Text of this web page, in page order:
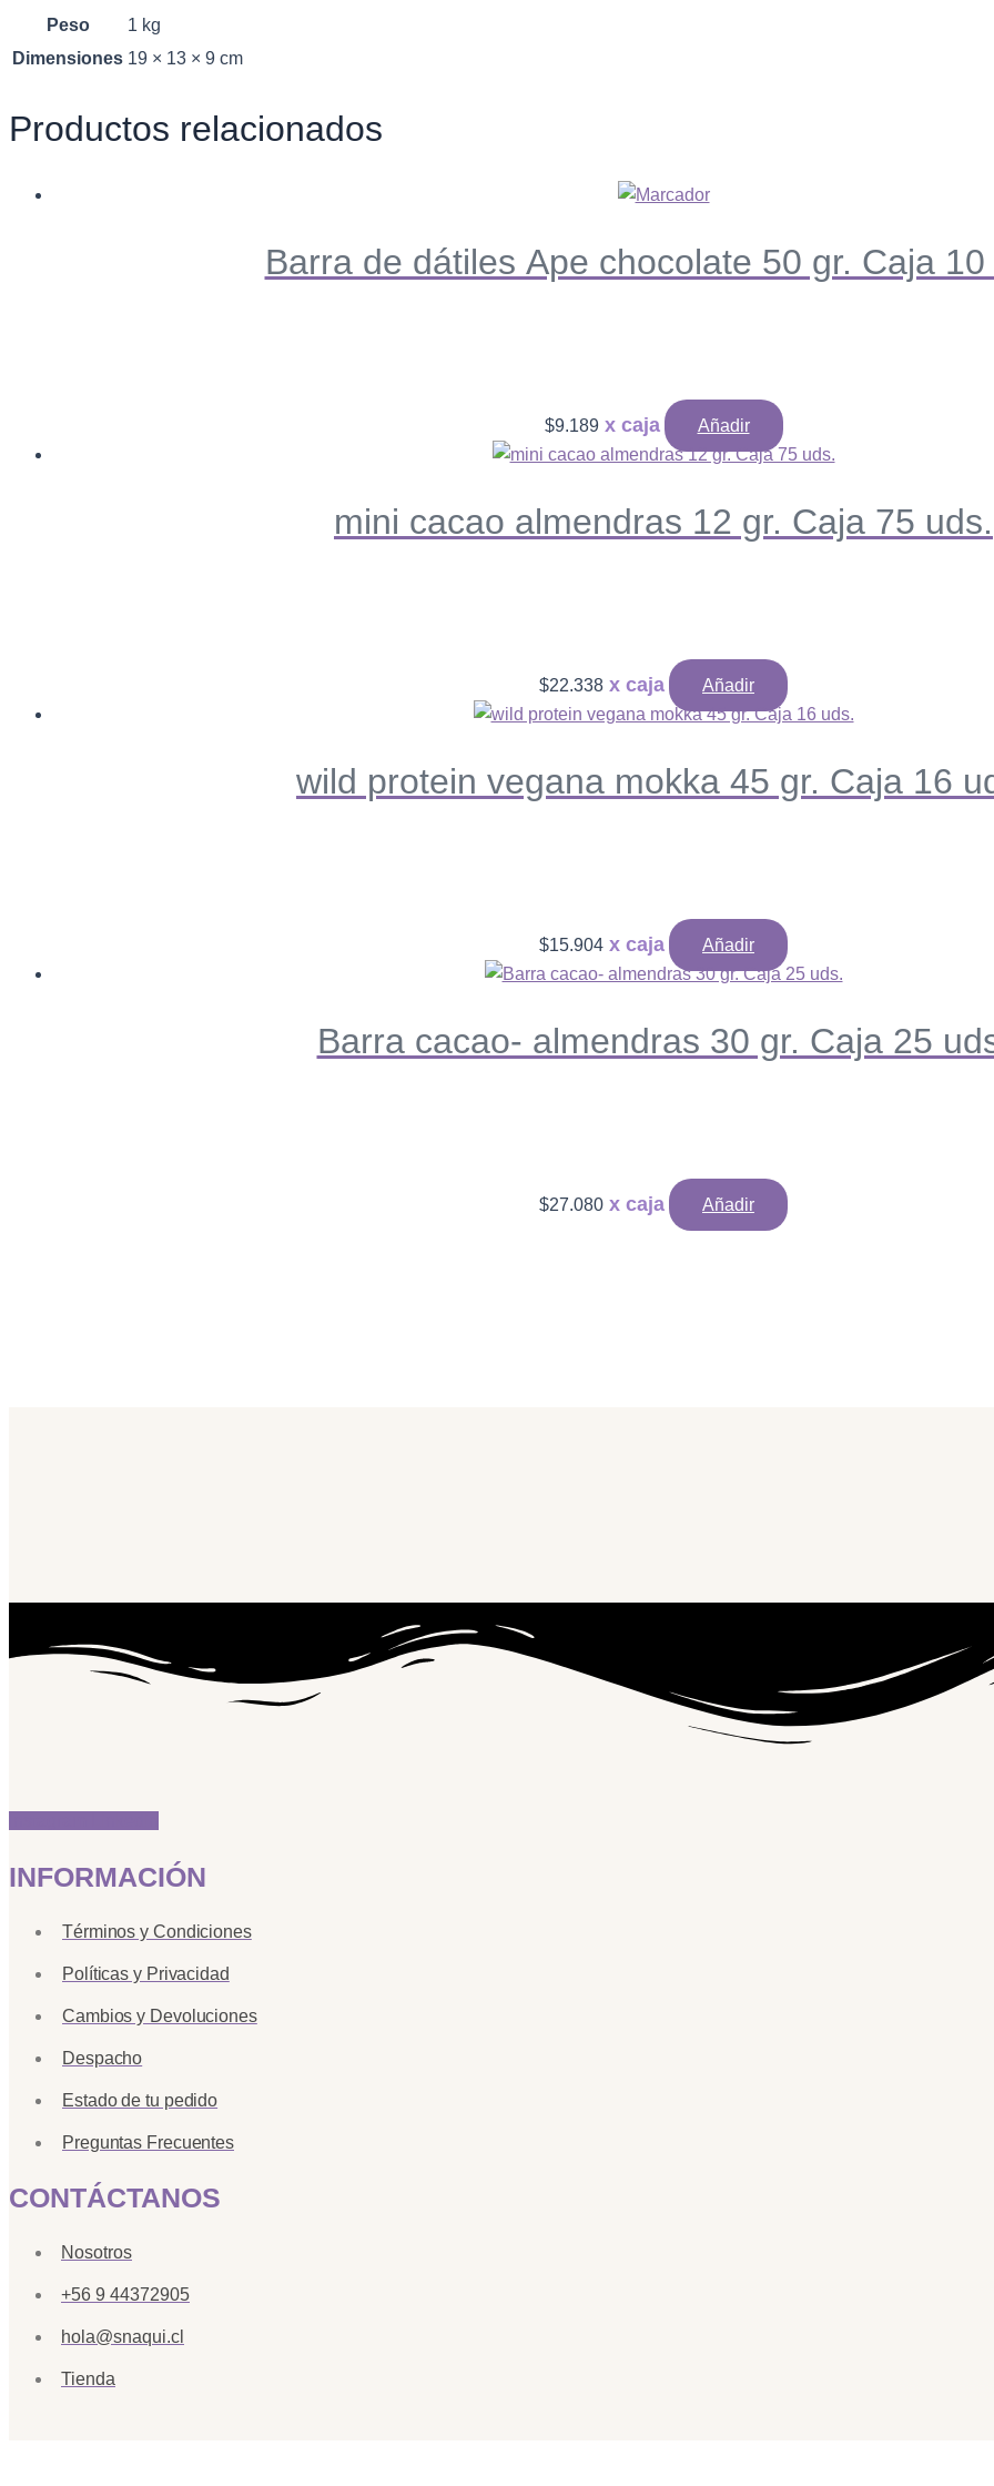
Peso
1 kg
Dimensiones 19 × 13 × 9 cm
Productos relacionados
Barra de dátiles Ape chocolate 50 gr. Caja 10
$9.189 Añadir
mini cacao almendras 12 gr. Caja 75 uds.
$22.338 Añadir
wild protein vegana mokka 45 gr. Caja 16
$15.904 Añadir
Barra cacao- almendras 30 gr. Caja 25
$27.080 Añadir
INFORMACIÓN
Términos y Condiciones
Políticas y Privacidad
Cambios y Devoluciones
Despacho
Estado de tu pedido
Preguntas Frecuentes
CONTÁCTANOS
Nosotros
+56 9 44372905
hola@snaqui.cl
Tienda